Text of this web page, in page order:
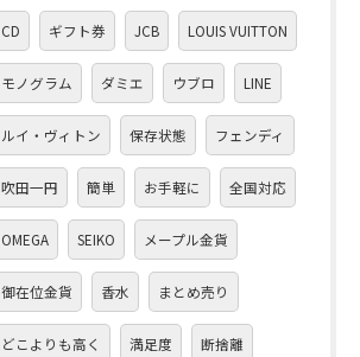
CD ギフト券 JCB LOUIS VUITTON
モノグラム ダミエ ウブロ LINE
ルイ・ヴィトン 保存状態 フェンディ
吹田一円 簡単 お手軽に 全国対応
OMEGA SEIKO メープル金貨
御在位金貨 香水 まとめ売り
どこよりも高く 満足度 断捨離